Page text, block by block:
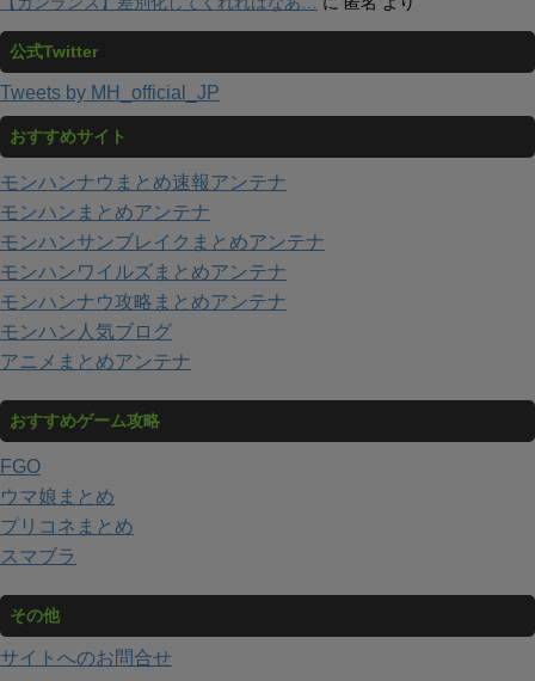
公式Twitter
Tweets by MH_official_JP
おすすめサイト
モンハンナウまとめ速報アンテナ
モンハンまとめアンテナ
モンハンサンブレイクまとめアンテナ
モンハンワイルズまとめアンテナ
モンハンナウ攻略まとめアンテナ
モンハン人気ブログ
アニメまとめアンテナ
おすすめゲーム攻略
FGO
ウマ娘まとめ
プリコネまとめ
スマブラ
その他
サイトへのお問合せ